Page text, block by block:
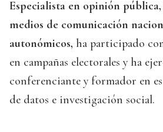
Especialista en opinión
medios de comunicación
autonómicos, ha participado
en campañas electorales y ha
conferenciante y formador en
de datos e investigación social.